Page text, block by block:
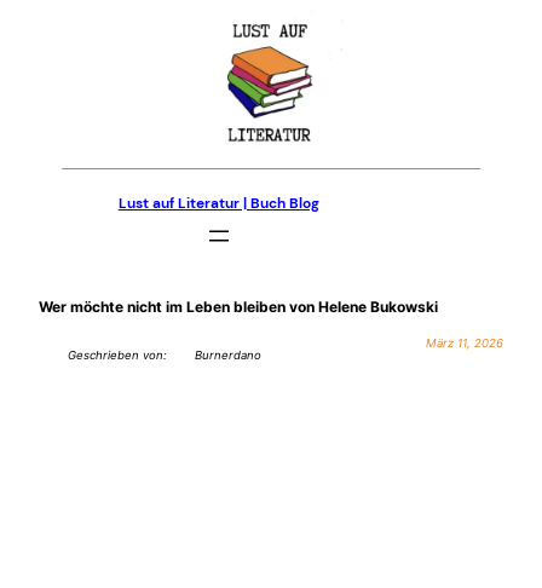
Lust auf Literatur | Buch Blog
Wer möchte nicht im Leben bleiben von Helene Bukowski
Geschrieben von: Burnerdano
März 11, 2026